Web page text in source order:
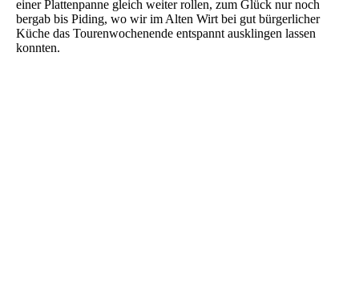
einer Plattenpanne gleich weiter rollen, zum Glück nur noch
bergab bis Piding, wo wir im Alten Wirt bei gut bürgerlicher
Küche das Tourenwochenende entspannt ausklingen lassen
konnten.